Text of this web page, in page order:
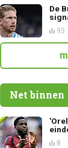
De
93
Net binnen
8